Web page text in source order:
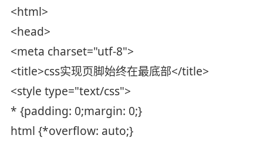
<html>
<head>
<meta charset="utf-8">
<title>css实现页脚始终在最底部</title>
<style type="text/css">
* {padding: 0;margin: 0;}
html {*overflow: auto;}